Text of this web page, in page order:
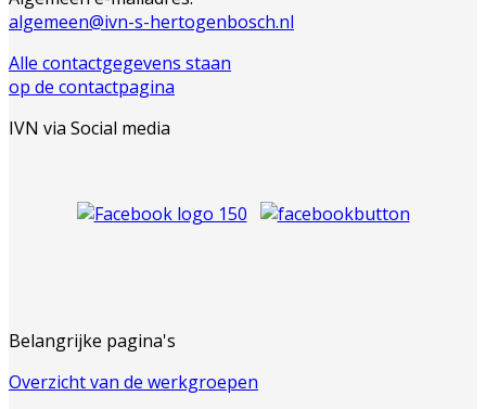
algemeen@ivn-s-hertogenbosch.nl
Alle contactgegevens staan
op de contactpagina
IVN via Social media
Belangrijke pagina's
Overzicht van de werkgroepen